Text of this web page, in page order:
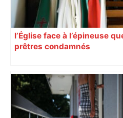
l’Église face à l’épineuse
prêtres condamnés